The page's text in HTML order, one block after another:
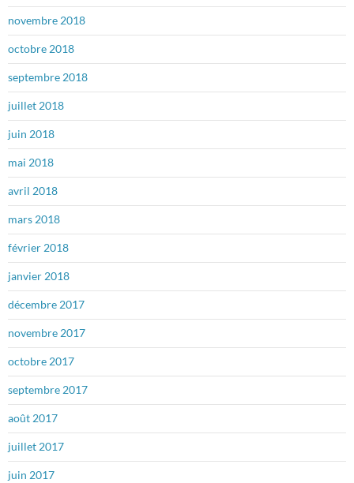
novembre 2018
octobre 2018
septembre 2018
juillet 2018
juin 2018
mai 2018
avril 2018
mars 2018
février 2018
janvier 2018
décembre 2017
novembre 2017
octobre 2017
septembre 2017
août 2017
juillet 2017
juin 2017